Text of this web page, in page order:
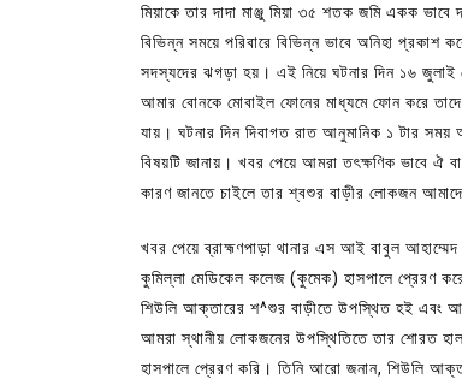
মিয়াকে তার দাদা মাঞ্জু মিয়া ৩৫ শতক জমি একক ভাবে
বিভিন্ন সময়ে পরিবারে বিভিন্ন ভাবে অনিহা
সদস্যদের ঝগড়া হয়। এই নিয়ে ঘটনার দিন ১৬
আমার বোনকে মোবাইল ফোনের মাধ্যমে ফোন করে
যায়। ঘটনার দিন দিবাগত রাত আনুমানিক ১ টার
বিষয়টি জানায়। খবর পেয়ে আমরা তৎক্ষণিক ভাবে
কারণ জানতে চাইলে তার শ্বশুর বাড়ীর লোকজন
খবর পেয়ে ব্রাহ্মণপাড়া থানার এস আই বাবুল
কুমিল্লা মেডিকেল কলেজ (কুমেক) হাসপালে প্রেরণ
শিউলি আক্তারের শ^শুর বাড়ীতে উপস্থিত হই এবং
আমরা স্থানীয় লোকজনের উপস্থিতিতে তার শোরত
হাসপালে প্রেরণ করি। তিনি আরো জনান, শিউলি